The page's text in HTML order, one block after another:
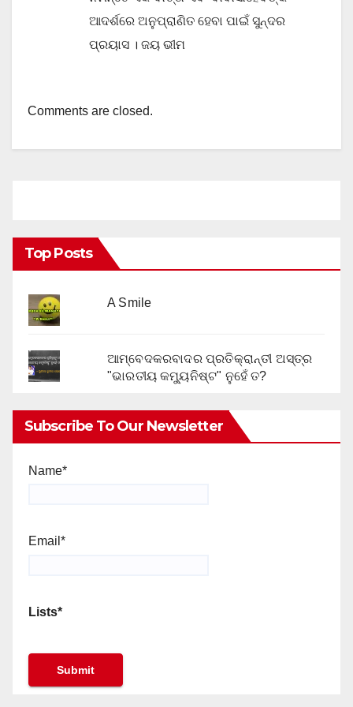
ଆଦର୍ଶରେ ଅନୁପ୍ରାଣିତ ହେବା ପାଇଁ ସୁନ୍ଦର
ପ୍ରୟାସ । ଜୟ ଭୀମ
Comments are closed.
Top Posts
A Smile
ଆମ୍ବେଦକରବାଦର ପ୍ରତିକ୍ରାନ୍ତୀ ଅସ୍ତ୍ର
"ଭାରତୀୟ କମ୍ୟୁନିଷ୍ଟ" ନୁହେଁ ତ?
Subscribe To Our Newsletter
Name*
Email*
Lists*